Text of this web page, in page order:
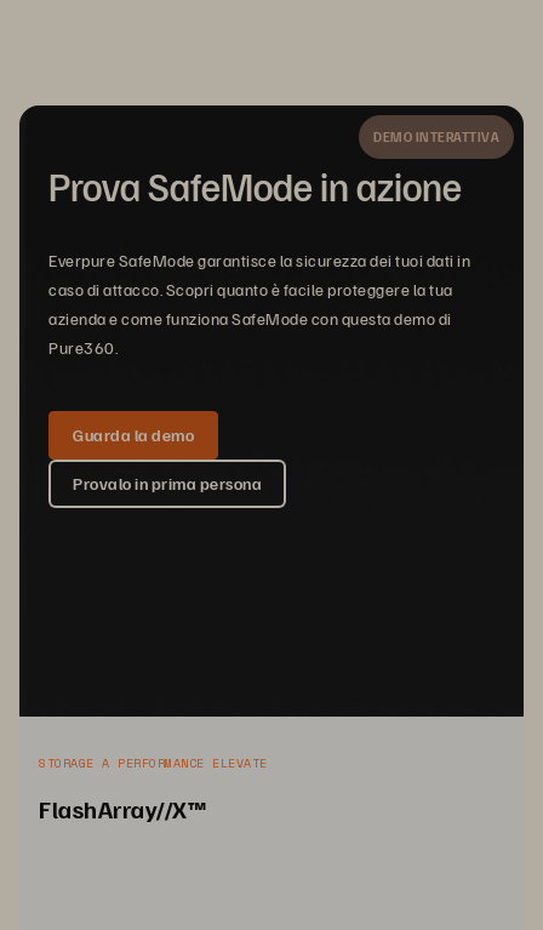
DEMO INTERATTIVA
Prova SafeMode in azione
Everpure SafeMode garantisce la sicurezza dei tuoi dati in
caso di attacco. Scopri quanto è facile proteggere la tua
azienda e come funziona SafeMode con questa demo di
Pure360.
Guarda la demo
Provalo in prima persona
STORAGE A PERFORMANCE ELEVATE
FlashArray//X™